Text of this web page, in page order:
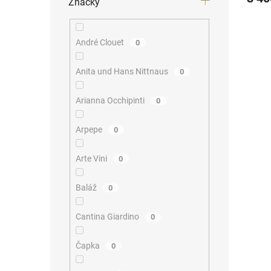
André Clouet 0
Anita und Hans Nittnaus 0
Arianna Occhipinti 0
Arpepe 0
Arte Vini 0
Baláž 0
Cantina Giardino 0
Čapka 0